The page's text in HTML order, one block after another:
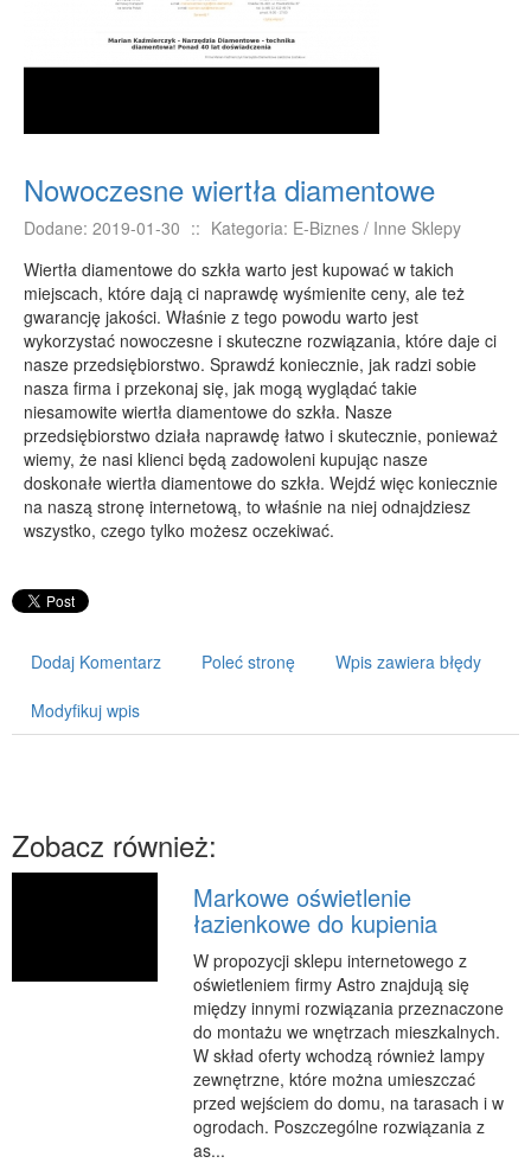
Meble
Wyposażenie Łazienki
Odzież
Sport
Elektronika, RTV, AGD
Art. Dla Zwierząt
Ogród, Rośliny
Chemia
Art. Spożywcze
Materiały Eksploatacyjne
Inne Sklepy
Maszyny
Przemysł Metalowy
PRZEWÓZ
Usługi Motoryzacyjne
POPULARYZACJA
Agencje Reklamowe
Materiały Reklamowe
Imprezy Integracyjne
Nowoczesne wiertła diamentowe
Dodane: 2019-01-30 :: Kategoria: E-Biznes / Inne Sklepy
Wiertła diamentowe do szkła warto jest kupować w takich
miejscach, które dają ci naprawdę wyśmienite ceny, ale też
gwarancję jakości. Właśnie z tego powodu warto jest
wykorzystać nowoczesne i skuteczne rozwiązania, które daje ci
nasze przedsiębiorstwo. Sprawdź koniecznie, jak radzi sobie
nasza firma i przekonaj się, jak mogą wyglądać takie
niesamowite wiertła diamentowe do szkła. Nasze
przedsiębiorstwo działa naprawdę łatwo i skutecznie, ponieważ
wiemy, że nasi klienci będą zadowoleni kupując nasze
doskonałe wiertła diamentowe do szkła. Wejdź więc koniecznie
na naszą stronę internetową, to właśnie na niej odnajdziesz
wszystko, czego tylko możesz oczekiwać.
Dodaj Komentarz Poleć stronę Wpis zawiera błędy
Modyfikuj wpis
Zobacz również:
Markowe oświetlenie
łazienkowe do kupienia
W propozycji sklepu internetowego z
oświetleniem firmy Astro znajdują się
między innymi rozwiązania przeznaczone
do montażu we wnętrzach mieszkalnych.
W skład oferty wchodzą również lampy
zewnętrzne, które można umieszczać
przed wejściem do domu, na tarasach i w
ogrodach. Poszczególne rozwiązania z
as...